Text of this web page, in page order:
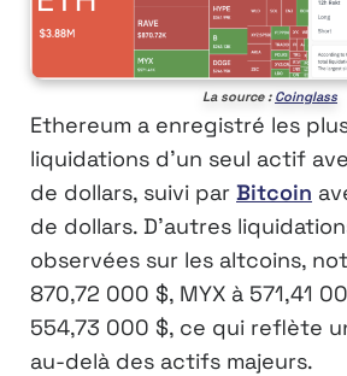
La source : Coinglass
Ethereum a enregistré les
liquidations d’un seul actif
de dollars, suivi par Bitcoin
de dollars. D’autres
observées sur les altcoins,
870,72 000 $, MYX à 571,41
554,73 000 $, ce qui reflète
au-delà des actifs majeurs.